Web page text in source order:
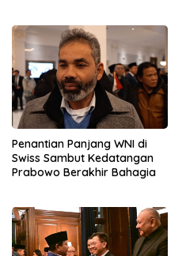
Penantian Panjang WNI di
Swiss Sambut Kedatangan
Prabowo Berakhir Bahagia